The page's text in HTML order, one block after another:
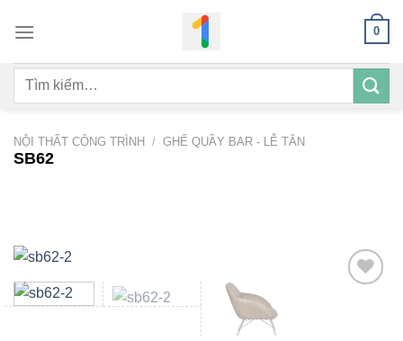
qua
dung
0
Tìm
NỘI THẤT CÔNG TRÌNH / GHẾ QUẦY BAR - LỄ TÂN
SB62